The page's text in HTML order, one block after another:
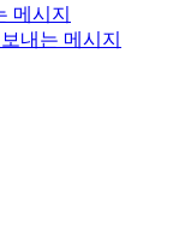
메시지
내는 메시지